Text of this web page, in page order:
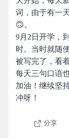
词，由于有一
🙃。
9月2日开学，
时。当时就随
被写完了，看
每天三句口语
加油！继续坚
冲呀！
分享